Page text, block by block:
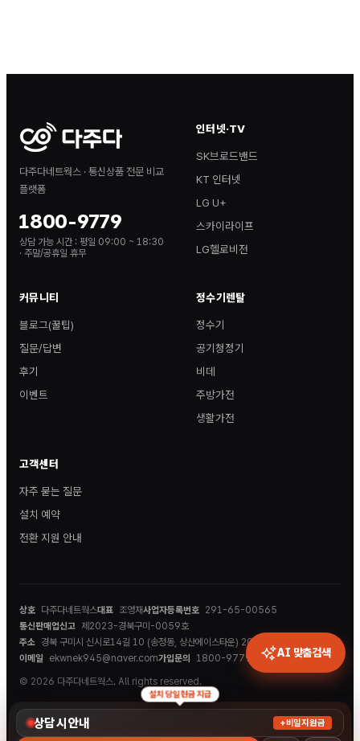
상담 시 안내 +비밀지원금
설치 당일 현금 지급
다주다네트웍스 · 통신상품 전문 비교
플랫폼
1800-9779
상담 가능 시간 : 평일 09:00 ~ 18:30
· 주말/공휴일 휴무
인터넷·TV
SK브로드밴드
KT 인터넷
LG U+
스카이라이프
LG헬로비전
커뮤니티
블로그(꿀팁)
질문/답변
후기
이벤트
정수기렌탈
정수기
공기청정기
비데
주방가전
생활가전
고객센터
자주 묻는 질문
설치 예약
전환 지원 안내
상호 다주다네트웍스대표 조영재사업자등록번호 291-65-00565
통신판매업신고 제2023-경북구미-0059호
주소 경북 구미시 신시로14길 10 (송정동, 상산에이스타운) 202호
이메일
ekwnek945@naver.com가입문의 1800-9779
© 2026 다주다네트웍스. All rights reserved.
AI 맞춤검색